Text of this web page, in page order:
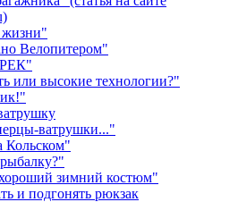
Велопитером"
или высокие технологии?"
ватрушки..."
Кольском"
зимний костюм"
и подгонять рюкзак